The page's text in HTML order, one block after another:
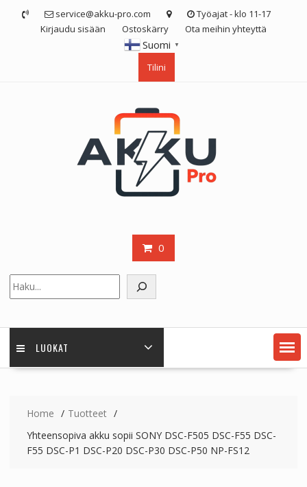
service@akku-pro.com
Työajat - klo 11-17
Kirjaudu sisään
Ostoskärry Ota meihin yhteyttä
Suomi ▼
Tilini
0
LUOKAT
Home
Tuotteet
Yhteensopiva akku sopii SONY DSC-F505 DSC-F55 DSC-
F55 DSC-P1 DSC-P20 DSC-P30 DSC-P50 NP-FS12